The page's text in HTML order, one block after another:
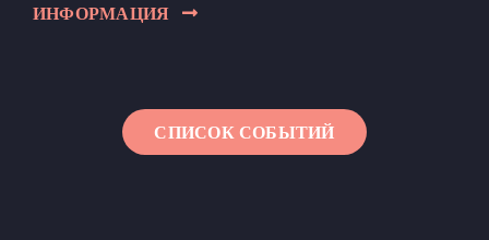
ИНФОРМАЦИЯ
СПИСОК СОБЫТИЙ